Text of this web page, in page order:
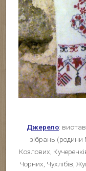
Джерело:
зібрань (родини
Козлових,
Чорних, Чухлібів,